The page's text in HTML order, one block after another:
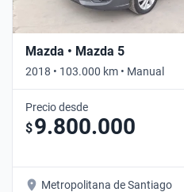
Mazda • Mazda 5
2018 • 103.000 km • Manual
Precio desde
$9.800.000
Metropolitana de Santiago